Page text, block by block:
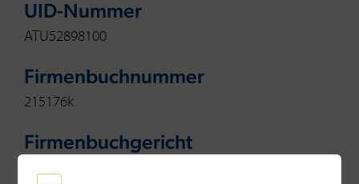
UID-Nummer
ATU52898100
Firmenbuchnummer
215176k
Firmenbuchgericht